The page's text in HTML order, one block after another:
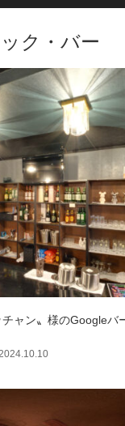
ク・バー
ャン〟様のGoogleバ